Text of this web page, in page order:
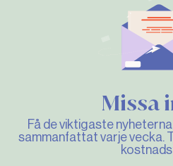
Missa
Få de viktigaste
sammanfattat varje vecka.